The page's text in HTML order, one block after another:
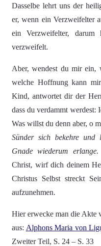
Dasselbe lehrt uns der
er, wenn ein Verzweifelter
ein Verzweifelter,
verzweifelt.
Aber, wendest du mir ein,
welche Hoffnung kann
Kind, antwortet dir der
dass du verdammt werdest:
Was willst du denn aber, o
Sünder sich bekehre und
Gnade wiederum erlange.
Christ, wirf dich deinem
Christus Selbst streckt
aufzunehmen.
Hier erwecke man die Akte
aus: Alphons Maria von
Zweiter Teil, S. 24 – S. 33